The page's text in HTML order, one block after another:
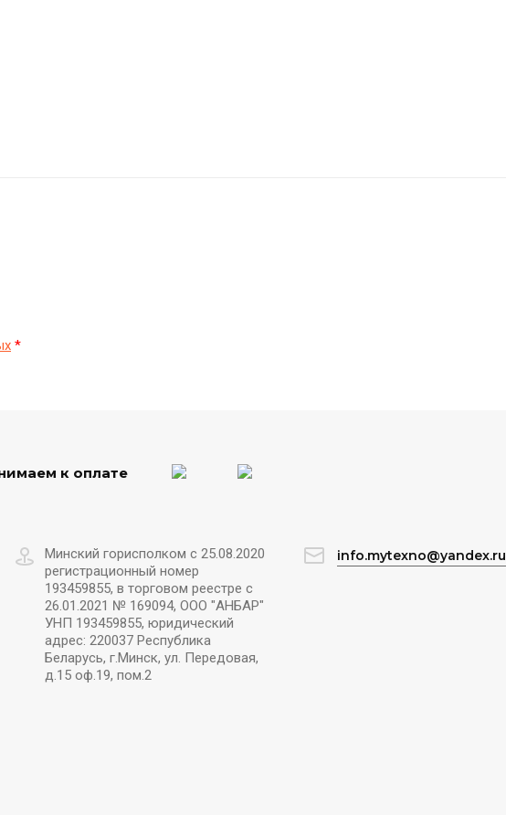
*
к оплате
Минский горисполком с 25.08.2020
регистрационный номер
193459855, в торговом реестре с
26.01.2021 № 169094, ООО "АНБАР"
УНП 193459855, юридический
адрес: 220037 Республика
Беларусь, г.Минск, ул. Передовая,
д.15 оф.19, пом.2
info.mytexno@yandex.ru